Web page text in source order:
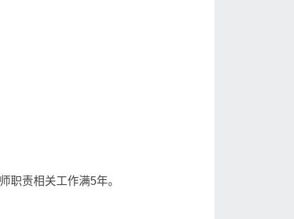
职责相关工作满5年。